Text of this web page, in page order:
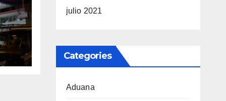
julio 2021
Categories
Aduana